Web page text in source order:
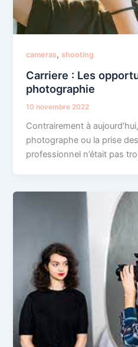
cameras,shooting
Carriere : Les
photographie
10 novembre 2022
Contrairement à
photographe ou la prise
professionnel n’était pas